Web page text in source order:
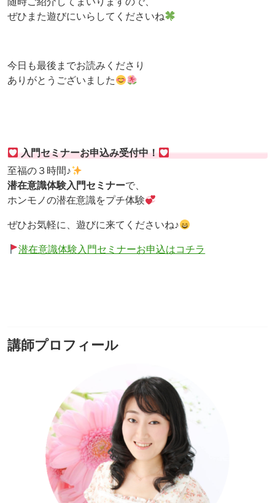
ぜひまた遊びにいらしてくださいね
今日も最後までお読みくださり
ありがとうございました
入門セミナーお申込み受付中！
至福の３時間♪
潜在意識体験入門セミナーで、
ホンモノの潜在意識をプチ体験
ぜひお気軽に、遊びに来てくださいね♪
潜在意識体験入門セミナーお申込はコチラ
講師プロフィール